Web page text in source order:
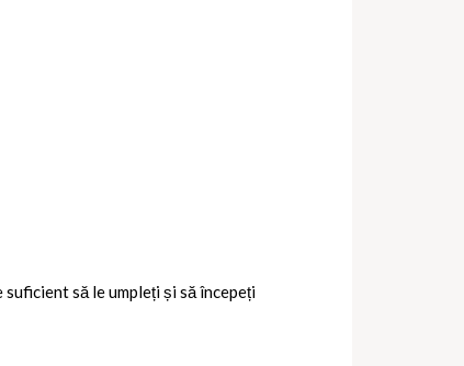
să le umpleți și să începeți